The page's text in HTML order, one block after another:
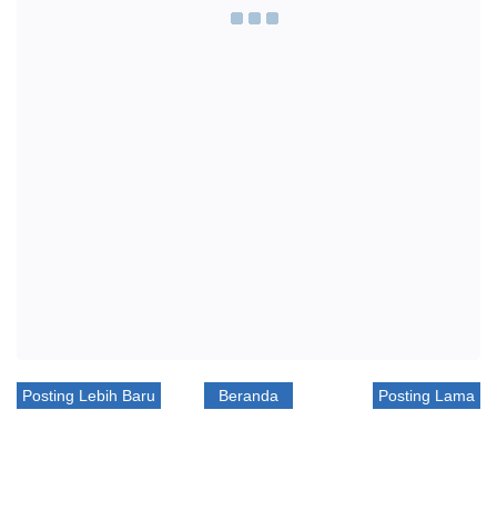
Posting Lebih Baru Posting Lama
Beranda